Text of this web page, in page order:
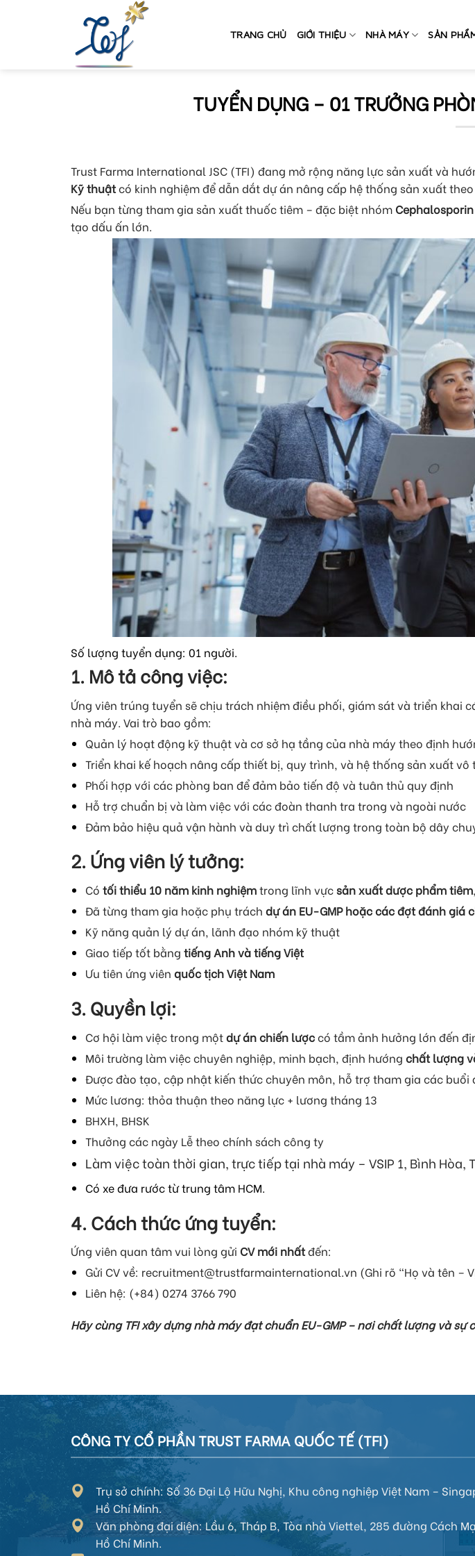
TRANG CHỦ GIỚI THIỆU NHÀ MÁY SẢN
TUYỂN DỤNG – 01 TRƯỞNG
Trust Farma International JSC (TFI) đang mở rộng năng lực sản xuất và
Kỹ thuậtcó kinh nghiệm để dẫn dắt dự án nâng cấp hệ thống sản xuất
Nếu bạn từng tham gia sản xuất thuốc tiêm – đặc biệt nhóm Cephalosporin
tạo dấu ấn lớn.
Số lượng tuyển dụng: 01 người.
1. Mô tả công việc:
Ứng viên trúng tuyển sẽ chịu trách nhiệm điều phối, giám sát và triển khai
nhà máy. Vai trò bao gồm:
Quản lý hoạt động kỹ thuật và cơ sở hạ tầng của nhà máy theo định
Triển khai kế hoạch nâng cấp thiết bị, quy trình, và hệ thống sản xuất vô
Phối hợp với các phòng ban để đảm bảo tiến độ và tuân thủ quy định
Hỗ trợ chuẩn bị và làm việc với các đoàn thanh tra trong và ngoài nước
Đảm bảo hiệu quả vận hành và duy trì chất lượng trong toàn bộ dây
2. Ứng viên lý tưởng:
Có tối thiểu 10 năm kinh nghiệmtrong lĩnh vựcsản xuất dược phẩm tiêm
Đã từng tham gia hoặc phụ trách dự án EU-GMP hoặc các đợt đánh giá
Kỹ năng quản lý dự án, lãnh đạo nhóm kỹ thuật
Giao tiếp tốt bằng tiếng Anh và tiếng Việt
Ưu tiên ứng viên quốc tịch Việt Nam
3. Quyền lợi:
Cơ hội làm việc trong mộtdự án chiến lượccó tầm ảnh hưởng lớn đến
Môi trường làm việc chuyên nghiệp, minh bạch, định hướng chất lượng
Được đào tạo, cập nhật kiến thức chuyên môn, hỗ trợ tham gia các buổi
Mức lương: thỏa thuận theo năng lực + lương tháng 13
BHXH, BHSK
Thưởng các ngày Lễ theo chính sách công ty
Làm việc toàn thời gian, trực tiếp tại nhà máy – VSIP 1, Bình Hòa,
Có xe đưa rước từ trung tâm HCM.
4. Cách thức ứng tuyển:
Ứng viên quan tâm vui lòng gửi CV mới nhấtđến:
Gửi CV về: recruitment@trustfarmainternational.vn (Ghi rõ “Họ và tên –
Liên hệ: (+84) 0274 3766 790
Hãy cùng TFI xây dựng nhà máy đạt chuẩn EU-GMP – nơi chất lượng và
CÔNG TY CỔ PHẦN TRUST FARMA QUỐC TẾ (TFI)
Trụ sở chính: Số 36 Đại Lộ Hữu Nghị, Khu công nghiệp Việt Nam –
Hồ Chí Minh.
Văn phòng đại diện: Lầu 6, Tháp B, Tòa nhà Viettel, 285 đường Cách
Hồ Chí Minh.